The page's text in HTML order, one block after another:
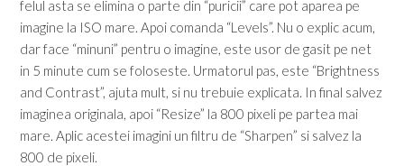
felul asta se elimina o parte din “puricii” care pot aparea pe
imagine la ISO mare. Apoi comanda “Levels”. Nu o explic acum,
dar face “minuni” pentru o imagine, este usor de gasit pe net
in 5 minute cum se foloseste. Urmatorul pas, este “Brightness
and Contrast”, ajuta mult, si nu trebuie explicata. In final salvez
imaginea originala, apoi “Resize” la 800 pixeli pe partea mai
mare. Aplic acestei imagini un filtru de “Sharpen” si salvez la
800 de pixeli.